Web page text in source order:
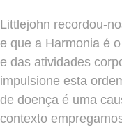
Littlejohn recordou-
e que a Harmonia é
e das atividades
impulsione esta
de doença é uma
contexto